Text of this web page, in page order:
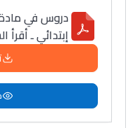
دروس في مادة
إبتدائي ـ